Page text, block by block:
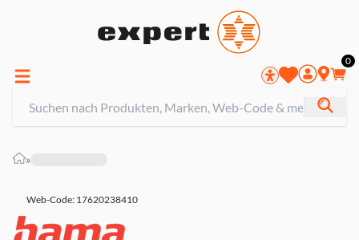
0
»
Web-Code: 17620238410